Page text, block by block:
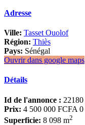
Adresse
Ville: Tasset Ouolof
Région: Thiès
Pays: Sénégal
Ouvrir dans google maps
Détails
Id de l'annonce : 22180
Prix: 4 500 000 FCFA 0
Superficie: 8 098 m2